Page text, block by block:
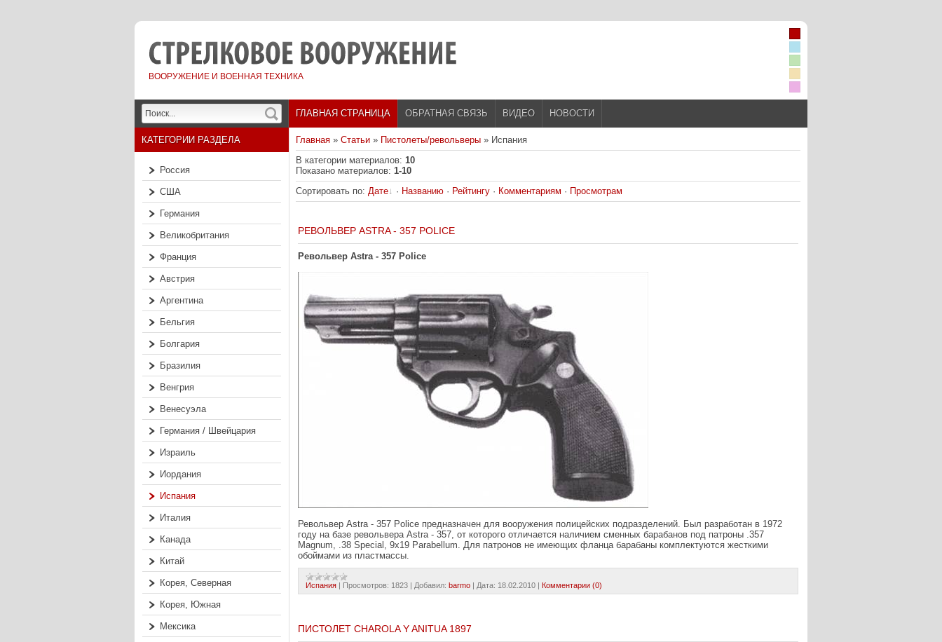
ВООРУЖЕНИЕ И ВОЕННАЯ ТЕХНИКА
ГЛАВНАЯ СТРАНИЦА ОБРАТНАЯ СВЯЗЬ ВИДЕО НОВОСТИ
КАТЕГОРИИ РАЗДЕЛА
Россия
США
Германия
Великобритания
Франция
Австрия
Аргентина
Бельгия
Болгария
Бразилия
Венгрия
Венесуэла
Германия / Швейцария
Израиль
Иордания
Испания
Италия
Канада
Китай
Корея, Северная
Корея, Южная
Мексика
Главная » Статьи » Пистолеты/револьверы » Испания
В категории материалов: 10
Показано материалов: 1-10
Сортировать по: Дате · Названию · Рейтингу · Комментариям · Просмотрам
РЕВОЛЬВЕР ASTRA - 357 POLICE
Револьвер Astra - 357 Police
Револьвер Astra - 357 Police предназначен для вооружения полицейских подразделений. Был разработан в 1972
году на базе револьвера Astra - 357, от которого отличается наличием сменных барабанов под патроны .357
Magnum, .38 Special, 9х19 Parabellum. Для патронов не имеющих фланца барабаны комплектуются жесткими
обоймами из пластмассы.
Испания | Просмотров: 1823 | Добавил: barmo | Дата: 18.02.2010 | Комментарии (0)
ПИСТОЛЕТ CHAROLA Y ANITUA 1897